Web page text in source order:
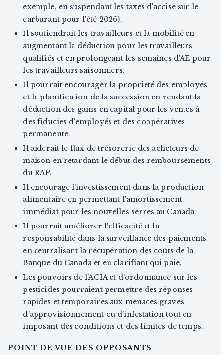
exemple, en suspendant les taxes d'accise sur le
carburant pour l'été 2026).
Il soutiendrait les travailleurs et la mobilité en
augmentant la déduction pour les travailleurs
qualifiés et en prolongeant les semaines d'AE pour
les travailleurs saisonniers.
Il pourrait encourager la propriété des employés
et la planification de la succession en rendant la
déduction des gains en capital pour les ventes à
des fiducies d'employés et des coopératives
permanente.
Il aiderait le flux de trésorerie des acheteurs de
maison en retardant le début des remboursements
du RAP.
Il encourage l'investissement dans la production
alimentaire en permettant l'amortissement
immédiat pour les nouvelles serres au Canada.
Il pourrait améliorer l'efficacité et la
responsabilité dans la surveillance des paiements
en centralisant la récupération des coûts de la
Banque du Canada et en clarifiant qui paie.
Les pouvoirs de l'ACIA et d'ordonnance sur les
pesticides pourraient permettre des réponses
rapides et temporaires aux menaces graves
d'approvisionnement ou d'infestation tout en
imposant des conditions et des limites de temps.
POINT DE VUE DES OPPOSANTS